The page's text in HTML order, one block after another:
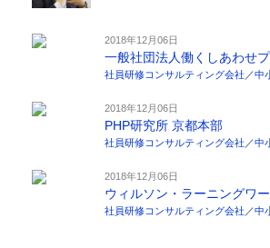
2018年12月06日
一般社団法人働くしあわせ
社員研修コンサルティング会社 ／中
2018年12月06日
PHP研究所 京都本部
社員研修コンサルティング会社 ／中
2018年12月06日
ウィルソン・ラーニングワ
社員研修コンサルティング会社 ／中